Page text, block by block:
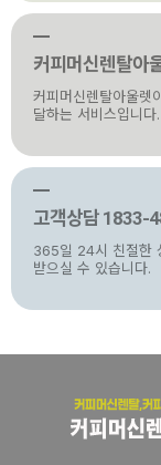
커피머신렌탈아
커피머신렌탈아울렛
달하는 서비스입니다.
고객상담 1833-
365일 24시 친절한
받으실 수 있습니다.